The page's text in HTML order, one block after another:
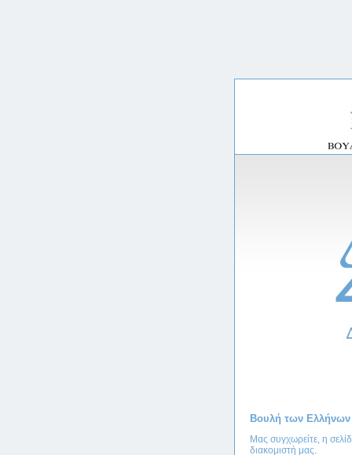
Βουλή των Ελλήνων
Μας συγχωρείτε, η
διακομιστή μας.